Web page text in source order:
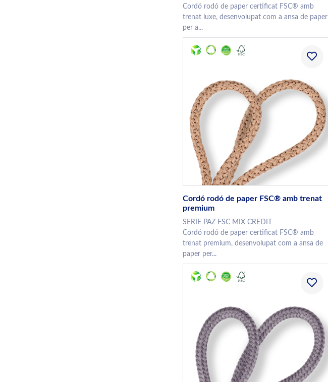
Cordó rodó de paper certificat FSC® amb
trenat luxe, desenvolupat com a ansa de paper
per a...
Cordó rodó de paper FSC® amb trenat
premium
SERIE PAZ FSC MIX CREDIT
Cordó rodó de paper certificat FSC® amb
trenat premium, desenvolupat com a ansa de
paper per...